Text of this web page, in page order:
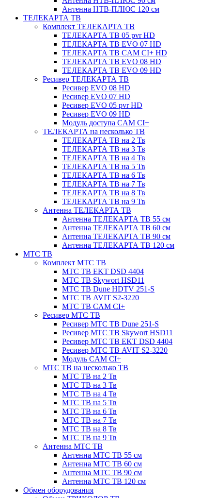
Антенна НТВ-ПЛЮС 120 см
ТЕЛЕКАРТА ТВ
Комплект ТЕЛЕКАРТА ТВ
ТЕЛЕКАРТА ТВ 05 pvr HD
ТЕЛЕКАРТА ТВ EVO 07 HD
ТЕЛЕКАРТА ТВ CAM CI+ HD
ТЕЛЕКАРТА ТВ EVO 08 HD
ТЕЛЕКАРТА ТВ EVO 09 HD
Ресивер ТЕЛЕКАРТА ТВ
Ресивер EVO 08 HD
Ресивер EVO 07 HD
Ресивер EVO 05 pvr HD
Ресивер EVO 09 HD
Модуль доступа CAM CI+
ТЕЛЕКАРТА на несколько ТВ
ТЕЛЕКАРТА ТВ на 2 Тв
ТЕЛЕКАРТА ТВ на 3 Тв
ТЕЛЕКАРТА ТВ на 4 Тв
ТЕЛЕКАРТА ТВ на 5 Тв
ТЕЛЕКАРТА ТВ на 6 Тв
ТЕЛЕКАРТА ТВ на 7 Тв
ТЕЛЕКАРТА ТВ на 8 Тв
ТЕЛЕКАРТА ТВ на 9 Тв
Антенна ТЕЛЕКАРТА ТВ
Антенна ТЕЛЕКАРТА ТВ 55 см
Антенна ТЕЛЕКАРТА ТВ 60 см
Антенна ТЕЛЕКАРТА ТВ 90 см
Антенна ТЕЛЕКАРТА ТВ 120 см
МТС ТВ
Комплект МТС ТВ
МТС ТВ EKT DSD 4404
МТС ТВ Skywort HSD11
МТС ТВ Dune HDTV 251-S
МТС ТВ AVIT S2-3220
МТС ТВ CAM CI+
Ресивер МТС ТВ
Ресивер МТС ТВ Dune 251-S
Ресивер МТС ТВ Skywort HSD11
Ресивер МТС ТВ EKT DSD 4404
Ресивер МТС ТВ AVIT S2-3220
Модуль CAM CI+
МТС ТВ на несколько ТВ
МТС ТВ на 2 Тв
МТС ТВ на 3 Тв
МТС ТВ на 4 Тв
МТС ТВ на 5 Тв
МТС ТВ на 6 Тв
МТС ТВ на 7 Тв
МТС ТВ на 8 Тв
МТС ТВ на 9 Тв
Антенна МТС ТВ
Антенна МТС ТВ 55 см
Антенна МТС ТВ 60 см
Антенна МТС ТВ 90 см
Антенна МТС ТВ 120 см
Обмен оборудования